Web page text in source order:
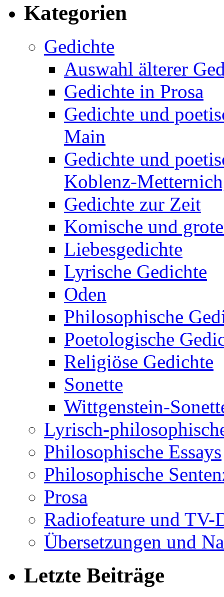
Kategorien
Gedichte
Auswahl älterer
Gedichte in Prosa
Gedichte und
Main
Gedichte und
Koblenz-
Gedichte zur Zeit
Komische und
Liebesgedichte
Lyrische Gedichte
Oden
Philosophische
Poetologische
Religiöse Gedichte
Sonette
Wittgenstein-
Lyrisch-
Philosophische Essays
Philosophische
Prosa
Radiofeature und TV-
Übersetzungen und
Letzte Beiträge